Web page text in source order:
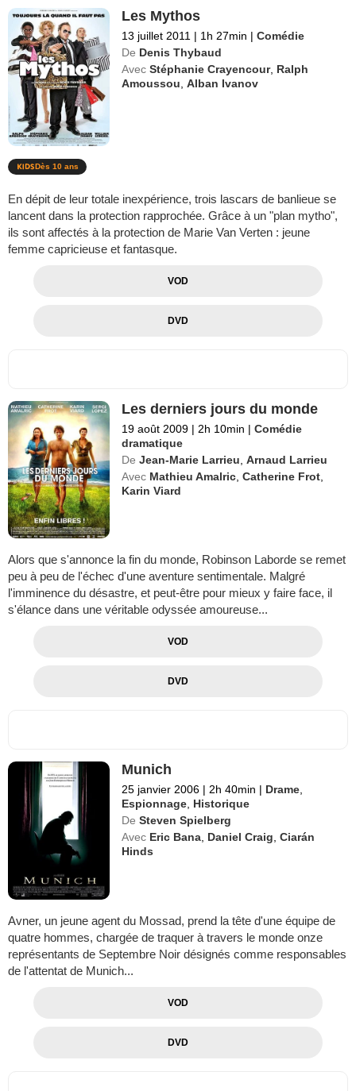
Les Mythos
13 juillet 2011 | 1h 27min | Comédie
De Denis Thybaud
Avec Stéphanie Crayencour, Ralph
Amoussou ,Alban Ivanov
Dès 10 ans
En dépit de leur totale inexpérience, trois lascars de banlieue se
lancent dans la protection rapprochée. Grâce à un "plan mytho",
ils sont affectés à la protection de Marie Van Verten : jeune
femme capricieuse et fantasque.
VOD
DVD
Les derniers jours du monde
19 août 2009 | 2h 10min | Comédie
dramatique
De Jean-Marie Larrieu ,Arnaud Larrieu
Avec Mathieu Amalric ,Catherine Frot
Karin Viard
Alors que s'annonce la fin du monde, Robinson Laborde se remet
peu à peu de l'échec d'une aventure sentimentale. Malgré
l'imminence du désastre, et peut-être pour mieux y faire face, il
s'élance dans une véritable odyssée amoureuse...
VOD
DVD
Munich
25 janvier 2006 | 2h 40min | Drame,
Espionnage, Historique
De Steven Spielberg
Avec Eric Bana, Daniel Craig,Ciarán
Hinds
Avner, un jeune agent du Mossad, prend la tête d'une équipe de
quatre hommes, chargée de traquer à travers le monde onze
représentants de Septembre Noir désignés comme responsables
de l'attentat de Munich...
VOD
DVD